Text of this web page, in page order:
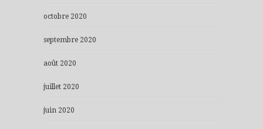
octobre 2020
septembre 2020
août 2020
juillet 2020
juin 2020